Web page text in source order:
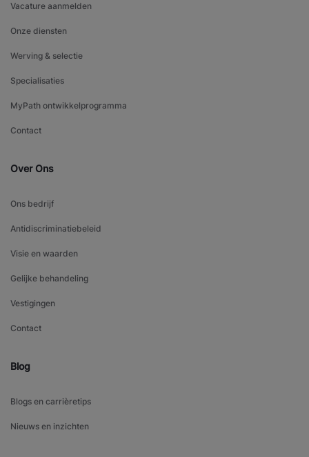
Vacature aanmelden
Onze diensten
Werving & selectie
Specialisaties
MyPath ontwikkelprogramma
Contact
Over Ons
Ons bedrijf
Antidiscriminatiebeleid
Visie en waarden
Gelijke behandeling
Vestigingen
Contact
Blog
Blogs en carrièretips
Nieuws en inzichten